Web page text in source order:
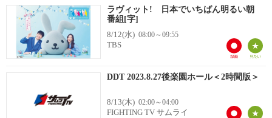
ラヴィット! 日本でいちばん明るい朝
番組[字]
8/12(水) 08:00～09:55
TBS
DDT 2023.8.27後楽園ホール＜2時間版＞
8/13(木) 02:00～04:00
FIGHTING TV サムライ